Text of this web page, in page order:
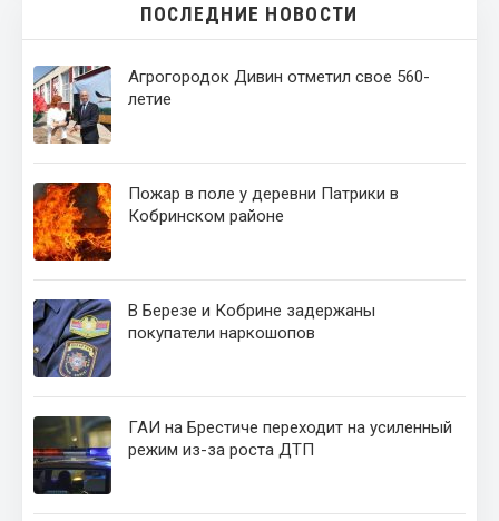
ПОСЛЕДНИЕ НОВОСТИ
Агрогородок Дивин отметил свое 560-
летие
Пожар в поле у деревни Патрики в
Кобринском районе
В Березе и Кобрине задержаны
покупатели наркошопов
ГАИ на Брестиче переходит на усиленный
режим из-за роста ДТП